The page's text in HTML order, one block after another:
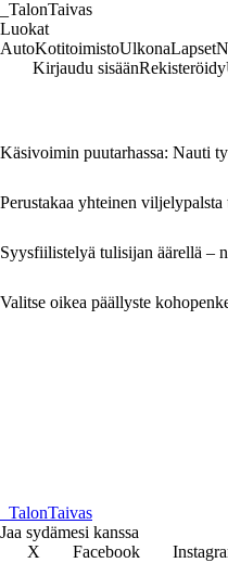
TalonTaivas
Luokat
AutoKotitoimistoUlkonaLapset
Kirjaudu sisäänRekisteröidy
Käsivoimin puutarhassa: Nauti
Perustakaa yhteinen viljelypalsta
Syysfiilistelyä tulisijan äärellä –
Valitse oikea päällyste
TalonTaivas
Jaa sydämesi kanssa
X
Facebook